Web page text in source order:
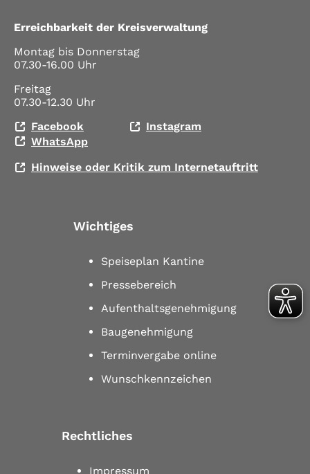
Erreichbarkeit der Kreisverwaltung
Montag bis Donnerstag
07.30-16.00 Uhr
Freitag
07.30-12.30 Uhr
Facebook
Instagram
WhatsApp
Hinweise oder Kritik zum Internetauftritt
Wichtiges
Speiseplan Kantine
Pressebereich
Aufenthaltsgenehmigung
Baugenehmigung
Terminvergabe online
Wunschkennzeichen
Rechtliches
Impressum